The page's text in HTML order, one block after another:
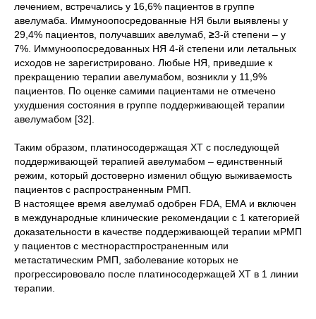
лечением, встречались у 16,6% пациентов в группе
авелумаба. Иммуноопосредованные НЯ были выявлены у
29,4% пациентов, получавших авелумаб, ≥3-й степени – у
7%. Иммуноопосредованных НЯ 4-й степени или летальных
исходов не зарегистрировано. Любые НЯ, приведшие к
прекращению терапии авелумабом, возникли у 11,9%
пациентов. По оценке самими пациентами не отмечено
ухудшения состояния в группе поддерживающей терапии
авелумабом [32].
Таким образом, платиносодержащая ХТ с последующей
поддерживающей терапией авелумабом – единственный
режим, который достоверно изменил общую выживаемость
пациентов с распространенным РМП.
В настоящее время авелумаб одобрен FDA, ЕМА и включен
в международные клинические рекомендации с 1 категорией
доказательности в качестве поддерживающей терапии мРМП
у пациентов с местнорастпространенным или
метастатическим РМП, заболевание которых не
прогрессирововало после платиносодержащей ХТ в 1 линии
терапии.